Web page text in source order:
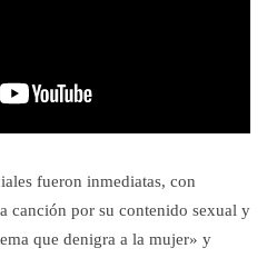
fueron inmediatas, con
canción por su contenido sexual y
que denigra a la mujer» y